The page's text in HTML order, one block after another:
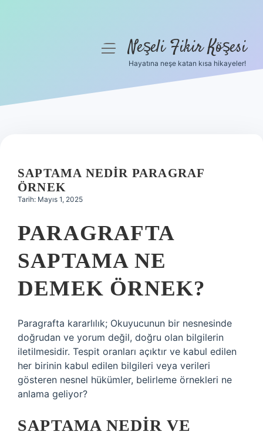
Hakkımızda
menüyüNeşeli Fikir Köşesi
Hayatına neşe katan kısa hikayeler!
SAPTAMA NEDIR PARAGRAF
ÖRNEK
Tarih: Mayıs 1, 2025
PARAGRAFTA
SAPTAMA NE
DEMEK ÖRNEK?
Paragrafta kararlılık; Okuyucunun bir nesnesinde
doğrudan ve yorum değil, doğru olan bilgilerin
iletilmesidir. Tespit oranları açıktır ve kabul edilen
her birinin kabul edilen bilgileri veya verileri
gösteren nesnel hükümler, belirleme örnekleri ne
anlama geliyor?
SAPTAMA NEDIR VE